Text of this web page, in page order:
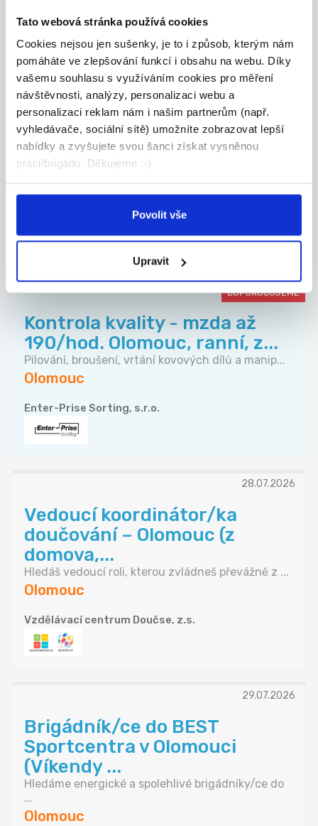
Tato webová stránka používá cookies
Cookies nejsou jen sušenky, je to i způsob, kterým nám
pomáháte ve zlepšování funkcí i obsahu na webu. Díky
vašemu souhlasu s využíváním cookies pro měření
návštěvnosti, analýzy, personalizaci webu a
personalizaci reklam nám i našim partnerům (např.
vyhledávače, sociální sítě) umožníte zobrazovat lepší
nabídky a zvyšujete svou šanci získat vysněnou
práci/brigádu. Děkujeme :-)
Povolit vše
Upravit
OSTRAHA PRODEJNY - 200Kč
1 hodina
Hledáme nového kolegu, který se postará o
bezpeč...
DOPORUČUJEME
Kontrola kvality - mzda až
190/hod. Olomouc, ranní, z...
Pilování, broušení, vrtání kovových dílů a manip...
Olomouc
Enter-Prise Sorting, s.r.o.
28.07.2026
Vedoucí koordinátor/ka
doučování – Olomouc (z
domova,...
Hledáš vedoucí roli, kterou zvládneš převážně z ...
Olomouc
Vzdělávací centrum Doučse, z.s.
29.07.2026
Brigádník/ce do BEST
Sportcentra v Olomouci
(Víkendy ...
Hledáme energické a spolehlivé brigádníky/ce do
...
Olomouc